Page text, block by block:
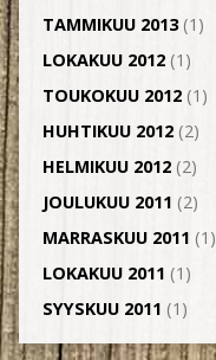
TAMMIKUU 2013(1)
LOKAKUU 2012(1)
TOUKOKUU 2012(1)
HUHTIKUU 2012(2)
HELMIKUU 2012(2)
JOULUKUU 2011 (2)
MARRASKUU 2011 (1)
LOKAKUU 2011 (1)
SYYSKUU 2011 (1)